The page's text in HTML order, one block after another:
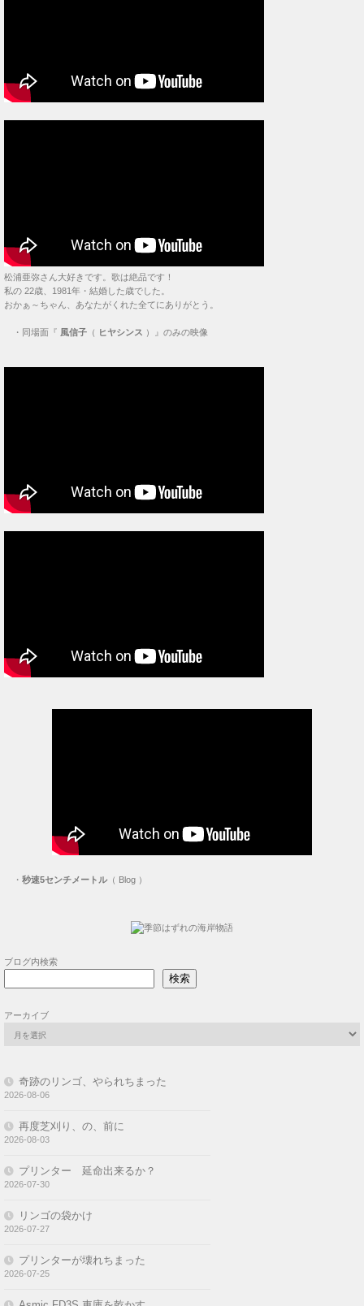
松浦亜弥さん大好きです。歌は絶品です！
私の 22歳、1981年・結婚した歳でした。
おかぁ～ちゃん、あなたがくれた全てにありがとう。
・ 同場面『 風信子 （ ヒヤシンス ）』のみの映像
・ 秒速5センチメートル（ Blog ）
ブログ内検索
検索
アーカイブ
奇跡のリンゴ、やられちまった
2026-08-06
再度芝刈り、の、前に
2026-08-03
プリンター 延命出来るか？
2026-07-30
リンゴの袋かけ
2026-07-27
プリンターが壊れちまった
2026-07-25